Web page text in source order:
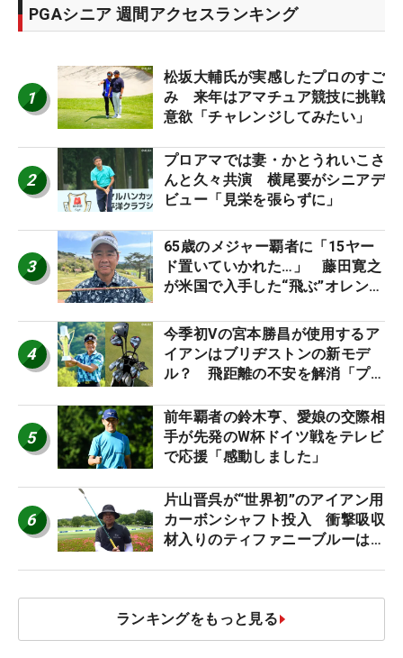
PGAシニア 週間アクセスランキング
1
松坂大輔氏が実感したプロのすご
み 来年はアマチュア競技に挑戦
意欲「チャレンジしてみたい」
2
プロアマでは妻・かとうれいこさ
んと久々共演 横尾要がシニアデ
ビュー「見栄を張らずに」
3
65歳のメジャー覇者に「15ヤー
ド置いていかれた…」 藤田寛之
が米国で入手した“飛ぶ”オレンジ
4
今季初Vの宮本勝昌が使用するア
イアンはブリヂストンの新モデ
ル？ 飛距離の不安を解消「プラ
5
前年覇者の鈴木亨、愛娘の交際相
手が先発のW杯ドイツ戦をテレビ
で応援「感動しました」
6
片山晋呉が“世界初”のアイアン用
カーボンシャフト投入 衝撃吸収
材入りのティファニーブルーは
ランキングをもっと見る